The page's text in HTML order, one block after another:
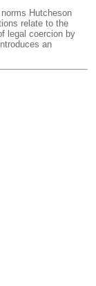
Hutcheson
relate to the
legal coercion by
an